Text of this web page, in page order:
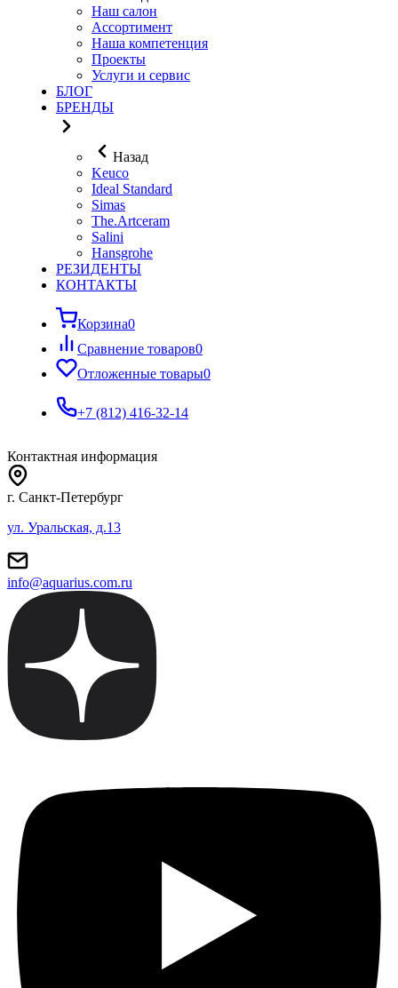
Наш салон
Ассортимент
Наша компетенция
Проекты
Услуги и сервис
БЛОГ
БРЕНДЫ
Назад
Keuco
Ideal Standard
Simas
The.Artceram
Salini
Hansgrohe
РЕЗИДЕНТЫ
КОНТАКТЫ
Корзина0
Сравнение товаров0
Отложенные товары0
+7 (812) 416-32-14
Контактная информация
г. Санкт-Петербург
ул. Уральская, д.13
info@aquarius.com.ru